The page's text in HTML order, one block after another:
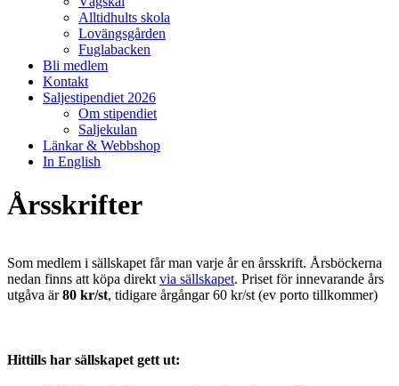
Alltidhults skola
Lovängsgården
Fuglabacken
Bli medlem
Kontakt
Saljestipendiet 2026
Om stipendiet
Saljekulan
Länkar & Webbshop
In English
Årsskrifter
Som medlem i sällskapet får man varje år en årsskrift. Årsböckerna
nedan finns att köpa direkt via sällskapet. Priset för innevarande års
utgåva är80 kr/st, tidigare årgångar 60 kr/st (ev porto tillkommer)
Hittills har sällskapet gett ut: